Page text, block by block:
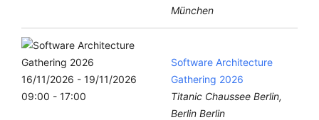
München
16/11/2026 - 19/11/2026
09:00 - 17:00
Software Architecture
Gathering 2026
Titanic Chaussee Berlin,
Berlin Berlin